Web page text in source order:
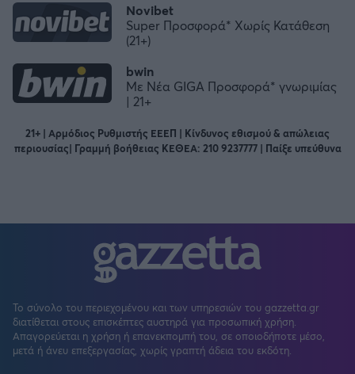
bwin
Με Νέα GIGA Προσφορά* γνωριμίας
| 21+
Novibet
Super Προσφορά* Χωρίς Κατάθεση
(21+)
21+ | Αρμόδιος Ρυθμιστής ΕΕΕΠ | Κίνδυνος εθισμού & απώλειας
περιουσίας| Γραμμή βοήθειας ΚΕΘΕΑ: 210 9237777 | Παίξε υπεύθυνα
Το σύνολο του περιεχομένου και των υπηρεσιών του gazzetta.gr
διατίθεται στους επισκέπτες αυστηρά για προσωπική χρήση.
Απαγορεύεται η χρήση ή επανεκπομπή του, σε οποιοδήποτε μέσο,
μετά ή άνευ επεξεργασίας, χωρίς γραπτή άδεια του εκδότη.